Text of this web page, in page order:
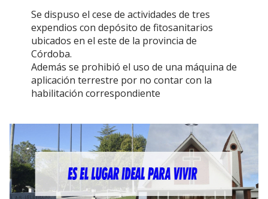
Se dispuso el cese de actividades de tres
expendios con depósito de fitosanitarios
ubicados en el este de la provincia de
Córdoba.
Además se prohibió el uso de una máquina de
aplicación terrestre por no contar con la
habilitación correspondiente